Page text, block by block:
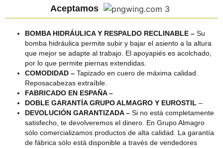
Aceptamos
BOMBA HIDRÁULICA Y RESPALDO RECLINABLE – Su
bomba hidráulica permite subir y bajar el asiento a la altura
que mejor se adapte al trabajo. El apoyapiés es acolchado,
por lo que permite piernas extendidas.
COMODIDAD – Tapizado en cuero de máxima calidad.
Reposacabezas extraíble.
FABRICADO EN ESPAÑA –
DOBLE GARANTÍA GRUPO ALMAGRO Y EUROSTIL –
DEVOLUCIÓN GARANTIZADA – Si no está completamente
satisfecho, te devolveremos el dinero. En Grupo Almagro
sólo comercializamos productos de alta calidad. La garantía
de fábrica sólo está disponible a través de vendedores